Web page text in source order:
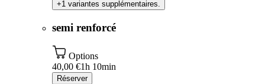
+1 variantes supplémentaires.
semi renforcé
Options
40,00 €1h 10min
Réserver